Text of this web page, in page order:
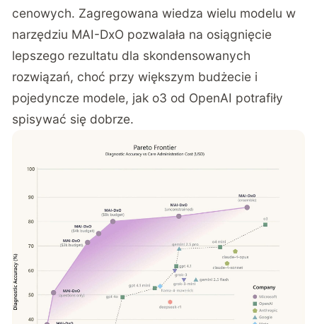
cenowych. Zagregowana wiedza wielu modelu w
narzędziu MAI-DxO pozwalała na osiągnięcie
lepszego rezultatu dla skondensowanych
rozwiązań, choć przy większym budżecie i
pojedyncze modele, jak o3 od OpenAI potrafiły
spisywać się dobrze.